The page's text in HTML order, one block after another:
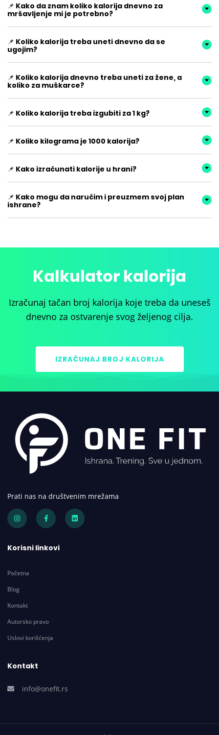
📌 Kako da znam koliko kalorija dnevno za
mršavljenje mi je potrebno?
📌 Koliko kalorija treba uneti dnevno da se
ugojim?
📌 Koliko kalorija dnevno treba uneti za žene, a
koliko za muškarce?
📌 Koliko kalorija treba izgubiti za 1 kg?
📌 Koliko kilograma je 1000 kalorija?
📌 Kako izračunati kalorije u hrani?
📌 Kako mogu da naručim i preuzmem svoj plan
ishrane?
Kalkulator kalorija
Izračunaj tačan broj kalorija koje treba da uneseš
dnevno za ostvarenje svog željenog cilja.
IZRAČUNAJ BROJ KALORIJA
Prati nas na društvenim mrežama
Korisni linkovi
Početna
Blog
Kontakt
Autorsko pravo
Uslovi korišćenja
Kontakt
info@onefit.rs